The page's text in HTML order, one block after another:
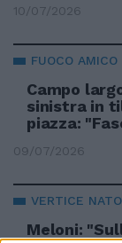
10/07/2026
FUOCO AMICO
Campo
sinistra in
piazza:
09/07/2026
VERTICE NATO
Meloni: